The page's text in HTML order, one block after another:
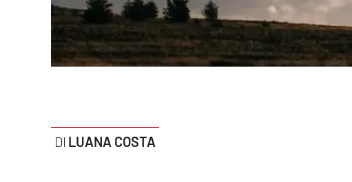
Good Morning Vietnam
Leggendo Alvaro insieme
LUANA COSTA